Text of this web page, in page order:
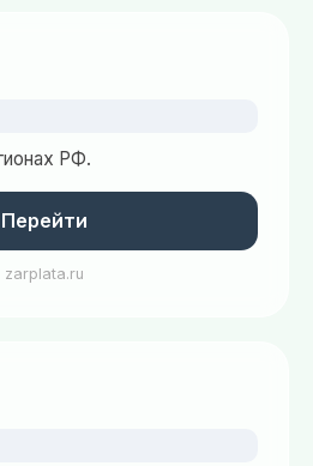
РФ.
Перейти
zarplata.ru